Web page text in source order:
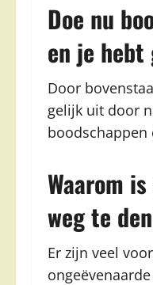
Doe nu
en je
Door
gelijk uit door
Waarom
weg te
Er zijn veel